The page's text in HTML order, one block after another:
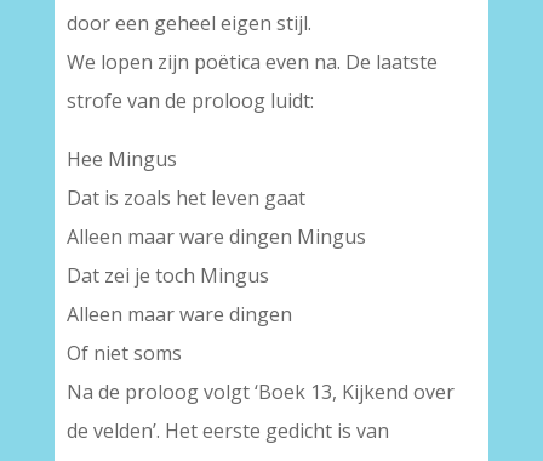
door een geheel eigen stijl.
We lopen zijn poëtica even na. De laatste
strofe van de proloog luidt:
Hee Mingus
Dat is zoals het leven gaat
Alleen maar ware dingen Mingus
Dat zei je toch Mingus
Alleen maar ware dingen
Of niet soms
Na de proloog volgt ‘Boek 13, Kijkend over
de velden’. Het eerste gedicht is van